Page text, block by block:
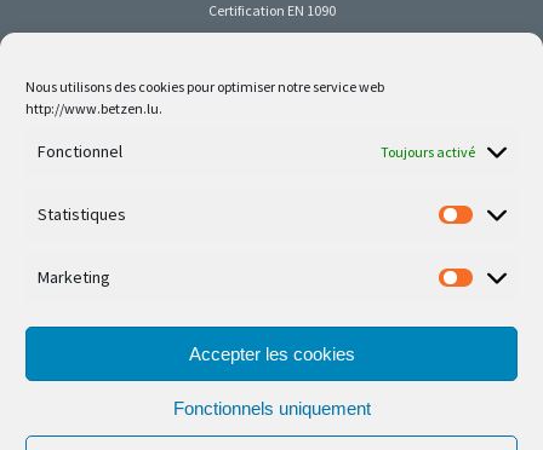
Nous utilisons des cookies pour optimiser notre service web
http://www.betzen.lu.
Fonctionnel Toujours activé
Statistiques
Marketing
Accepter les cookies
Fonctionnels uniquement
Certification EN 1090
Follow us on social media